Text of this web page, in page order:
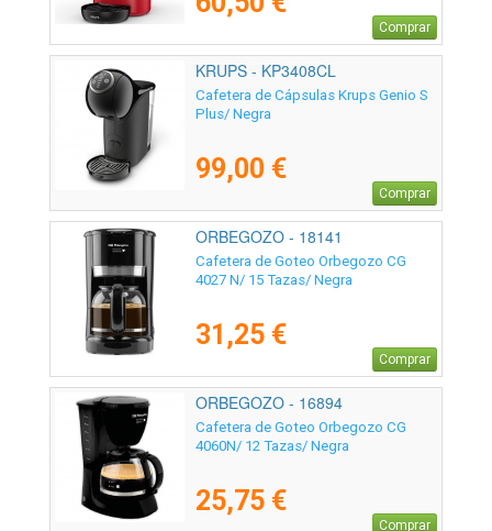
Comprar
KRUPS - KP3408CL
Cafetera de Cápsulas Krups Genio S
Plus/ Negra
99,00 €
Comprar
ORBEGOZO - 18141
Cafetera de Goteo Orbegozo CG
4027 N/ 15 Tazas/ Negra
31,25 €
Comprar
ORBEGOZO - 16894
Cafetera de Goteo Orbegozo CG
4060N/ 12 Tazas/ Negra
25,75 €
Comprar